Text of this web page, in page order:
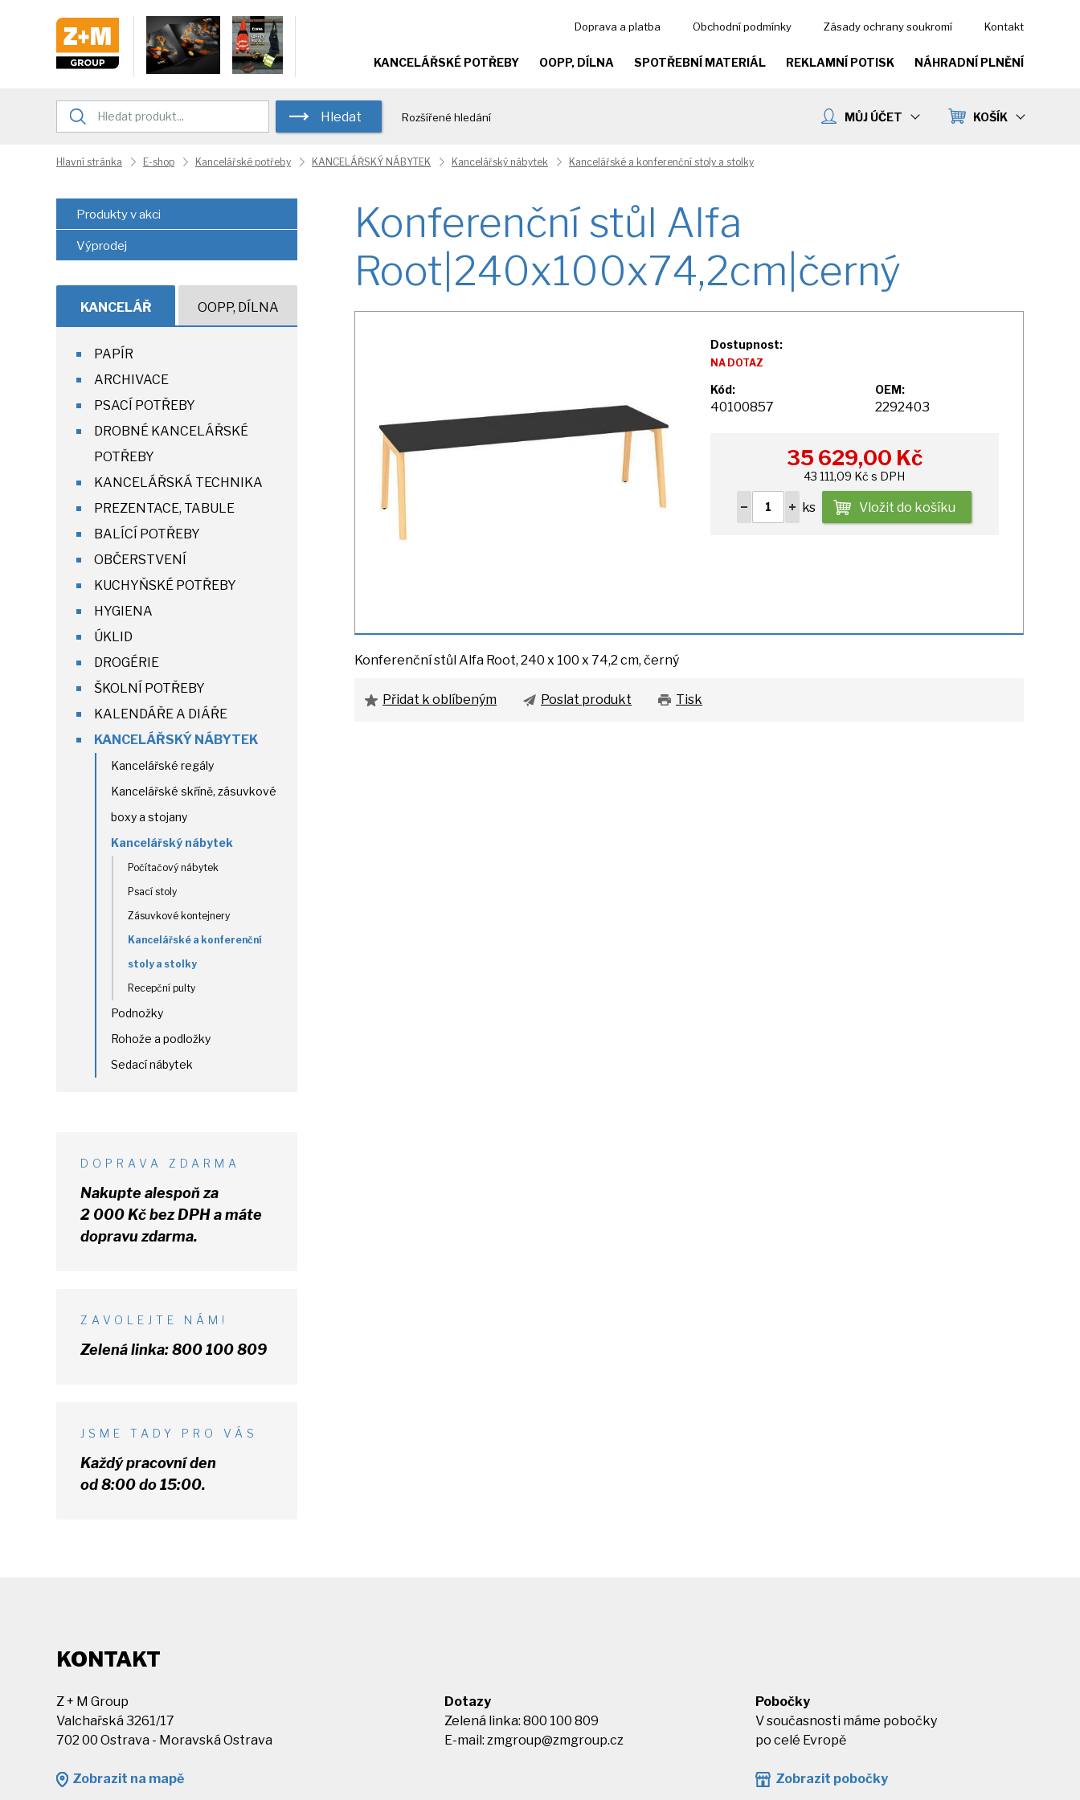
Doprava a platba Obchodní podmínky Zásady ochrany soukromí Kontakt
KANCELÁŘSKÉ POTŘEBY OOPP, DÍLNA SPOTŘEBNÍ MATERIÁL REKLAMNÍ POTISK NÁHRADNÍ PLNĚNÍ
Hledat Rozšířené hledání KOŠÍK
MŮJ ÚČET
Hlavní stránka E-shop Kancelářské potřeby KANCELÁŘSKÝ NÁBYTEK Kancelářský nábytek Kancelářské a konferenční stoly a stolky
Konferenční stůl Alfa
Root|240x100x74,2cm|černý
Dostupnost:
NA DOTAZ
Kód:
40100857
OEM:
2292403
35 629,00 Kč
43 111,09 Kč s DPH
ks Vložit do košíku
Konferenční stůl Alfa Root, 240 x 100 x 74,2 cm, černý
Přidat k oblíbeným Poslat produkt Tisk
Produkty v akci
Výprodej
KANCELÁŘ OOPP, DÍLNA
PAPÍR
ARCHIVACE
PSACÍ POTŘEBY
DROBNÉ KANCELÁŘSKÉ
POTŘEBY
KANCELÁŘSKÁ TECHNIKA
PREZENTACE, TABULE
BALÍCÍ POTŘEBY
OBČERSTVENÍ
KUCHYŇSKÉ POTŘEBY
HYGIENA
ÚKLID
DROGÉRIE
ŠKOLNÍ POTŘEBY
KALENDÁŘE A DIÁŘE
KANCELÁŘSKÝ NÁBYTEK
Kancelářské regály
Kancelářské skříně, zásuvkové
boxy a stojany
Kancelářský nábytek
Počítačový nábytek
Psací stoly
Zásuvkové kontejnery
Kancelářské a konferenční
stoly a stolky
Recepční pulty
Podnožky
Rohože a podložky
Sedací nábytek
DOPRAVA ZDARMA
Nakupte alespoň za
2 000 Kčbez DPHa máte
dopravu zdarma.
ZAVOLEJTE NÁM!
Zelená linka:800 100 809
JSME TADY PRO VÁS
Každý pracovní den
od 8:00 do 15:00.
KONTAKT
Z + M Group
Valchařská 3261/17
702 00 Ostrava - Moravská Ostrava
Zobrazit na mapě
Dotazy
Zelená linka: 800 100 809
E-mail:zmgroup@zmgroup.cz
Pobočky
V současnosti máme pobočky
po celé Evropě
Zobrazit pobočky